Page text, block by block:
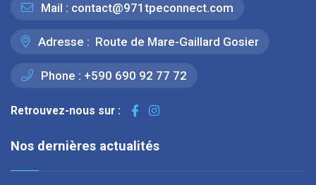
Mail : contact@971tpeconnect.com
Adresse : Route de Mare-Gaillard Gosier
Phone : +590 690 92 77 72
Retrouvez-nous sur :
Nos dernières actualités